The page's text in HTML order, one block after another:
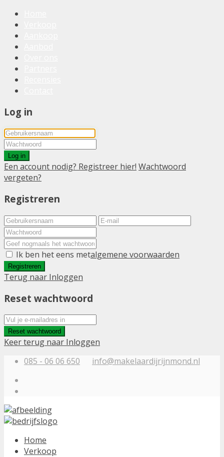
Log in
Log in
Een account nodig? Registreer hier! Wachtwoord
vergeten?
Registreren
Ik ben het eens metalgemene voorwaarden
Registreren
Terug naar Inloggen
Reset wachtwoord
Reset wachtwoord
Keer terug naar Inloggen
085 - 06 06 650
info@makelaardijrijnmond.nl
Home
Verkoop